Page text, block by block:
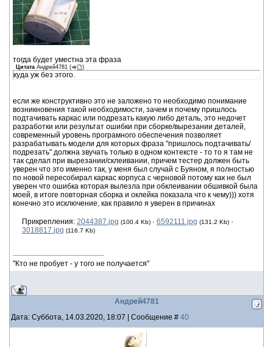
тогда будет уместна эта фраза
Цитата Андрей4781 ( )
куда уж без этого.
если же конструктивно это не заложено то необходимо понимание
возникновения такой необходимости, зачем и почему пришлось
подтачивать каркас или подрезать какую либо деталь, это недочет
разработки или результат ошибки при сборке/вырезании деталей,
современный уровень програмного обеспечения позволяет
разрабатывать модели для которых фраза "пришлось подтачивать/
подрезать" должна звучать только в одном контексте - то то я там не
так сделал при вырезании/склеивании, причем тестер должен быть
уверен что это именно так, у меня был случай с Буяном, я полностью
по новой пересобирал каркас корпуса с черновой потому как не был
уверен что ошибка которая вылезла при обклеивании обшивкой была
моей, в итоге повторная сборка и оклейка показала что к чему))) хотя
конечно это исключение, как правило я уверен в причинах
Прикрепления: 2044387.jpg (100.4 Kb) · 6592111.jpg (131.2 Kb) ·
3018817.jpg (116.7 Kb)
"Кто не пробует - у того не получается"
Андрей4781
Дата: Суббота, 14.03.2020, 18:07 | Сообщение # 40